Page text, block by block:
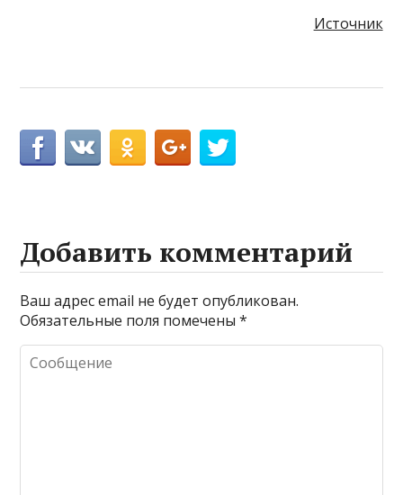
Источник
Добавить комментарий
Ваш адрес email не будет опубликован.
Обязательные поля помечены*